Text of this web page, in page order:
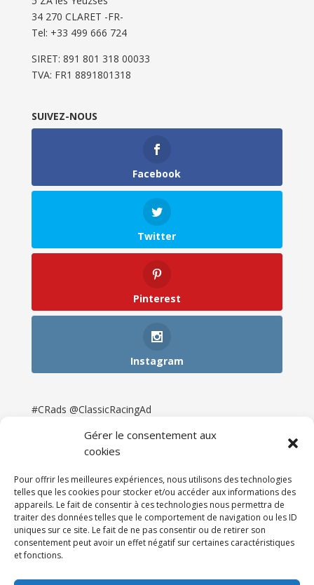
Gérer le consentement aux
cookies
Pour offrir les meilleures expériences, nous utilisons des technologies
telles que les cookies pour stocker et/ou accéder aux informations des
appareils. Le fait de consentir à ces technologies nous permettra de
traiter des données telles que le comportement de navigation ou les ID
uniques sur ce site. Le fait de ne pas consentir ou de retirer son
consentement peut avoir un effet négatif sur certaines caractéristiques
et fonctions.
34 270 CLARET -FR-
Tel: ‭+33 499 666 724‬
SIRET: 891 801 318 00033
TVA: FR1 8891801318
SUIVEZ-NOUS
Facebook
Twitter
Pinterest
Instagram
#CRads @ClassicRacingAd
Newsletter & Presse
Partenaires Tarifs